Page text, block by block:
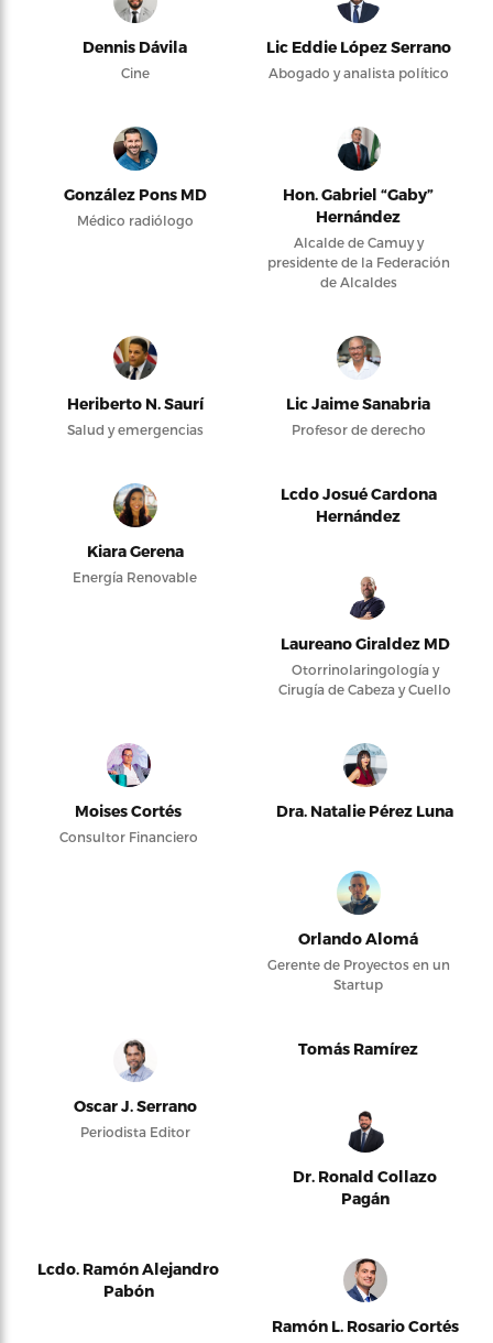
Dennis Dávila
Cine
Lic Eddie López Serrano
Abogado y analista político
González Pons MD
Médico radiólogo
Hon. Gabriel “Gaby”
Hernández
Alcalde de Camuy y
presidente de la Federación
de Alcaldes
Heriberto N. Saurí
Salud y emergencias
Lic Jaime Sanabria
Profesor de derecho
Kiara Gerena
Energía Renovable
Lcdo Josué Cardona
Hernández
Laureano Giraldez MD
Otorrinolaringología y
Cirugía de Cabeza y Cuello
Moises Cortés
Consultor Financiero
Dra. Natalie Pérez Luna
Orlando Alomá
Gerente de Proyectos en un
Startup
Oscar J. Serrano
Periodista Editor
Tomás Ramírez
Dr. Ronald Collazo
Pagán
Lcdo. Ramón Alejandro
Pabón
Ramón L. Rosario Cortés